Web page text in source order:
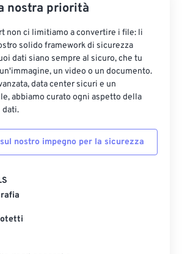
nostra priorità
non ci limitiamo a convertire i file: li
solido framework di sicurezza
dati siano sempre al sicuro, che tu
un video o un documento.
data center sicuri e un
abbiamo curato ogni aspetto della
dati.
nostro impegno per la sicurezza